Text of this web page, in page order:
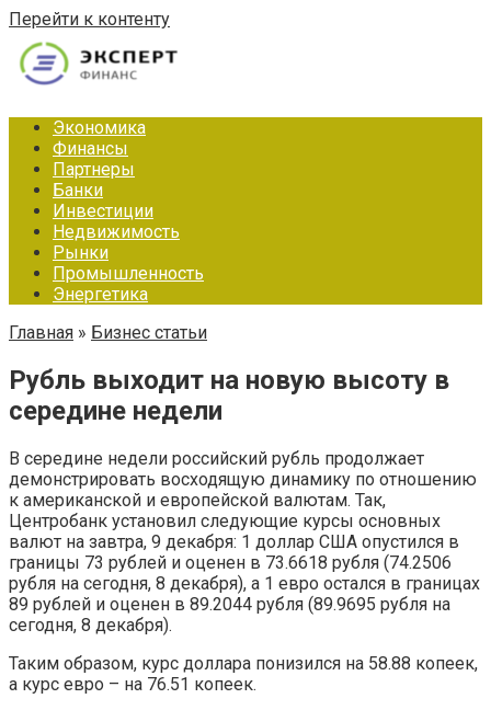
Перейти к контенту
Экономика
Финансы
Партнеры
Банки
Инвестиции
Недвижимость
Рынки
Промышленность
Энергетика
Главная » Бизнес статьи
Рубль выходит на новую высоту в
середине недели
В середине недели российский рубль продолжает
демонстрировать восходящую динамику по отношению
к американской и европейской валютам. Так,
Центробанк установил следующие курсы основных
валют на завтра, 9 декабря: 1 доллар США опустился в
границы 73 рублей и оценен в 73.6618 рубля (74.2506
рубля на сегодня, 8 декабря), а 1 евро остался в границах
89 рублей и оценен в 89.2044 рубля (89.9695 рубля на
сегодня, 8 декабря).
Таким образом, курс доллара понизился на 58.88 копеек,
а курс евро – на 76.51 копеек.